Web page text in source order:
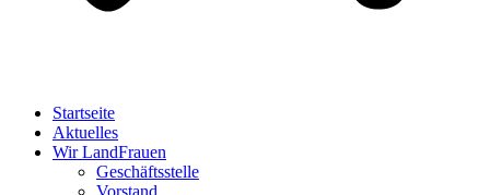
Startseite
Aktuelles
Wir LandFrauen
Geschäftsstelle
Vorstand